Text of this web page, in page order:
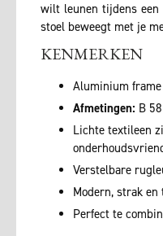
wilt leunen tijdens een
stoel beweegt met je
KENMERKEN
Aluminium
Afmetingen: B
Lichte textileen
Verstelbare
Modern, strak
Perfect te